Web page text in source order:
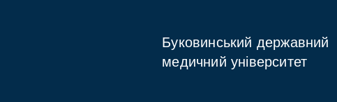
Буковинський державний
медичний університет